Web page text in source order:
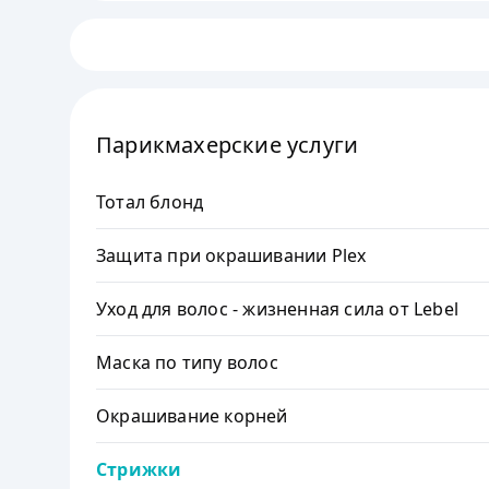
Парикмахерские услуги
Тотал блонд
Защита при окрашивании Plex
Уход для волос - жизненная сила от Lebel
Маска по типу волос
Окрашивание корней
Стрижки